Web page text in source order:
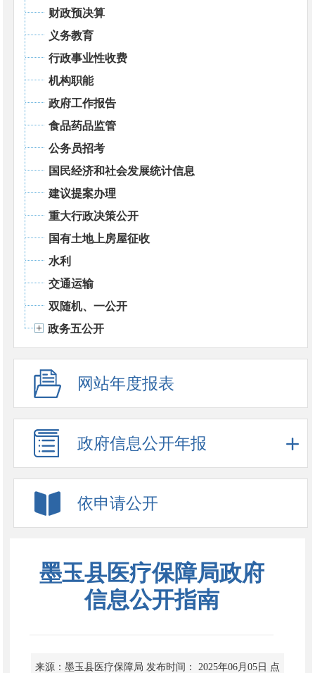
财政预决算
义务教育
行政事业性收费
机构职能
政府工作报告
食品药品监管
公务员招考
国民经济和社会发展统计信息
建议提案办理
重大行政决策公开
国有土地上房屋征收
水利
交通运输
双随机、一公开
政务五公开
网站年度报表
政府信息公开年报
依申请公开
墨玉县医疗保障局政府
信息公开指南
来源：墨玉县医疗保障局 发布时间： 2025年06月05日 点